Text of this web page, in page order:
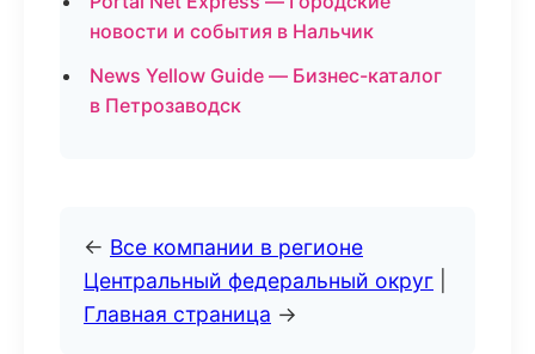
новости и события в Нальчик
News Yellow Guide — Бизнес-каталог
в Петрозаводск
← Все компании в регионе
Центральный федеральный округ
Главная страница →